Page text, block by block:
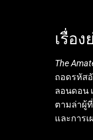
เรื่อง
The
ถอดรหัส
ลอนดอน
ตามล่าผู้
และการ